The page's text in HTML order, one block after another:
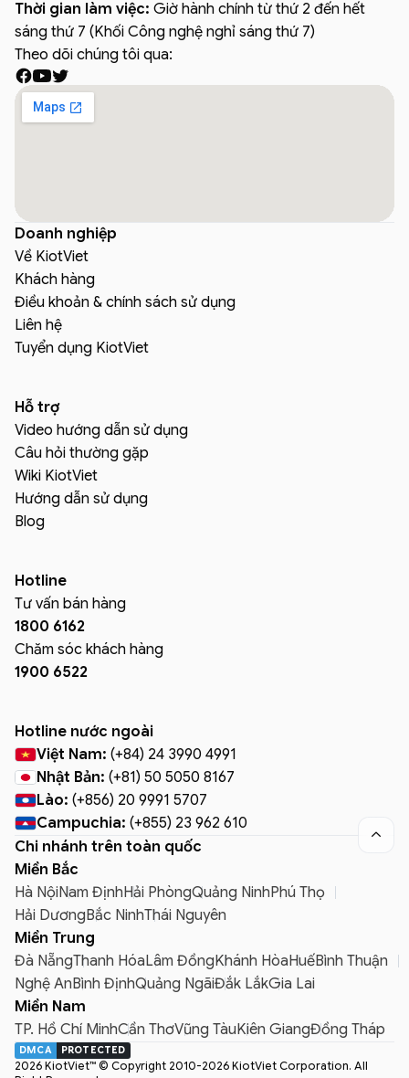
Thời gian làm việc: Giờ hành chính từ thứ 2 đến hết
sáng thứ 7 (Khối Công nghệ nghỉ sáng thứ 7)
Theo dõi chúng tôi qua:
Doanh nghiệp
Về KiotViet
Khách hàng
Điều khoản & chính sách sử dụng
Liên hệ
Tuyển dụng KiotViet
Hỗ trợ
Video hướng dẫn sử dụng
Câu hỏi thường gặp
Wiki KiotViet
Hướng dẫn sử dụng
Blog
Hotline
Tư vấn bán hàng
1800 6162
Chăm sóc khách hàng
1900 6522
Hotline nước ngoài
Việt Nam: (+84) 24 3990 4991
Nhật Bản: (+81) 50 5050 8167
Lào: (+856) 20 9991 5707
Campuchia: (+855) 23 962 610

Chi nhánh trên toàn quốc
Miền Bắc
Hà NộiNam ĐịnhHải PhòngQuảng NinhPhú Thọ
Hải DươngBắc NinhThái Nguyên
Miền Trung
Đà NẵngThanh HóaLâm ĐồngKhánh HòaHuếBình Thuận
Nghệ AnBình ĐịnhQuảng NgãiĐắk LắkGia Lai
Miền Nam
TP. Hồ Chí MinhCần ThơVũng TàuKiên GiangĐồng Tháp
DMCA PROTECTED
2026 KiotViet™ © Copyright 2010-2026 KiotViet Corporation. All